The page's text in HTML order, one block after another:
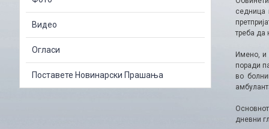
седница
треба да
Имено, и
поради
во
дневни
Видео
Огласи
Поставете Новинарски Прашања